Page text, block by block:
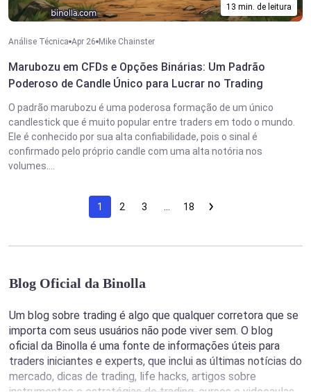
13 min. de leitura
Análise Técnica Apr 26 Mike Chainster
Marubozu em CFDs e Opções Binárias: Um Padrão
Poderoso de Candle Único para Lucrar no Trading
O padrão marubozu é uma poderosa formação de um único
candlestick que é muito popular entre traders em todo o mundo.
Ele é conhecido por sua alta confiabilidade, pois o sinal é
confirmado pelo próprio candle com uma alta notória nos
volumes....
1 2 3 18
Blog Oficial da Binolla
Um blog sobre trading é algo que qualquer corretora que se
importa com seus usuários não pode viver sem. O blog
oficial da Binolla é uma fonte de informações úteis para
traders iniciantes e experts, que inclui as últimas notícias do
mercado, dicas de trading, life hacks, artigos sobre